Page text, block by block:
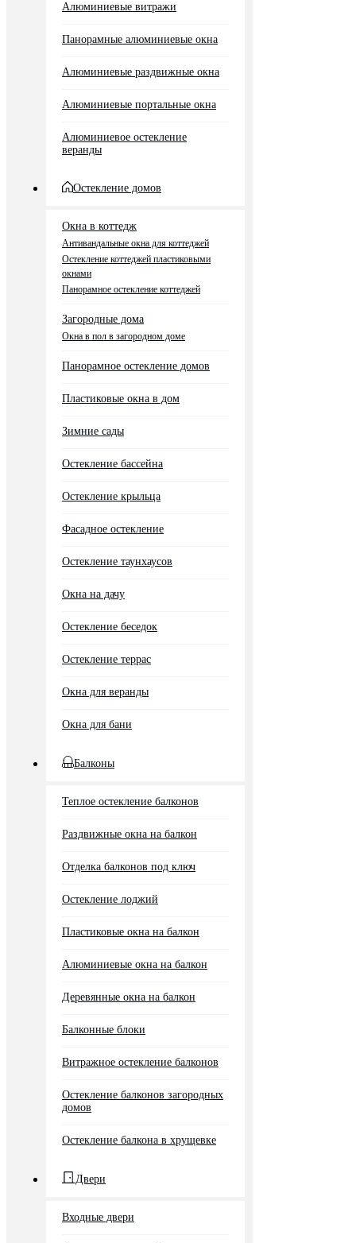
Алюминиевые витражи
Панорамные алюминиевые окна
Алюминиевые раздвижные окна
Алюминиевые портальные окна
Алюминиевое остекление
веранды
Остекление домов
Окна в коттедж
Антивандальные окна для коттеджей
Остекление коттеджей пластиковыми
окнами
Панорамное остекление коттеджей
Загородные дома
Окна в пол в загородном доме
Панорамное остекление домов
Пластиковые окна в дом
Зимние сады
Остекление бассейна
Остекление крыльца
Фасадное остекление
Остекление таунхаусов
Окна на дачу
Остекление беседок
Остекление террас
Окна для веранды
Окна для бани
Балконы
Теплое остекление балконов
Раздвижные окна на балкон
Отделка балконов под ключ
Остекление лоджий
Пластиковые окна на балкон
Алюминиевые окна на балкон
Деревянные окна на балкон
Балконные блоки
Витражное остекление балконов
Остекление балконов загородных
домов
Остекление балкона в хрущевке
Двери
Входные двери